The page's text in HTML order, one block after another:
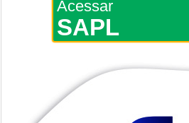
Acessar
SAPL